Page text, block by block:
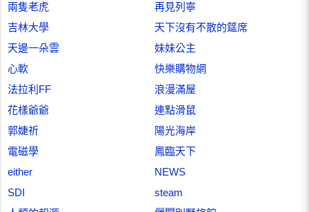
兩隻老虎
再見列寧
吉林大學
天下沒有不散的筵席
天邊一朵雲
妹妹公主
心軟
快樂購物網
法拉利FF
浪漫滿屋
花樣爺爺
連點滑鼠
郭婕祈
陽光海岸
電磁學
鳳臨天下
either
NEWS
SDI
steam